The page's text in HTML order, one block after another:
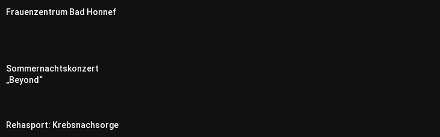
Frauenzentrum Bad Honnef
Sommernachtskonzert
„Beyond“
Rehasport: Krebsnachsorge